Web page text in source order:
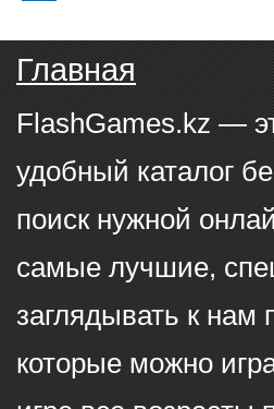
Главная
FlashGames.kz —
удобный каталог
поиск нужной
самые лучшие,
заглядывать к
которые можно